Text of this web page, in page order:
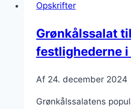
Opskrifter
Grønkålssalat til
festlighederne i
Af 24. december 2024
Grønkålssalatens